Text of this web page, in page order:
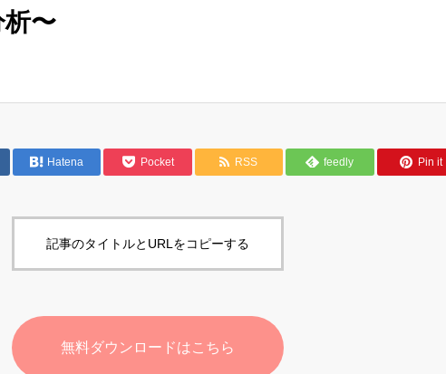
析〜
Hatena Pocket RSS feedly Pin it
記事のタイトルとURLをコピーする
無料ダウンロードはこちら